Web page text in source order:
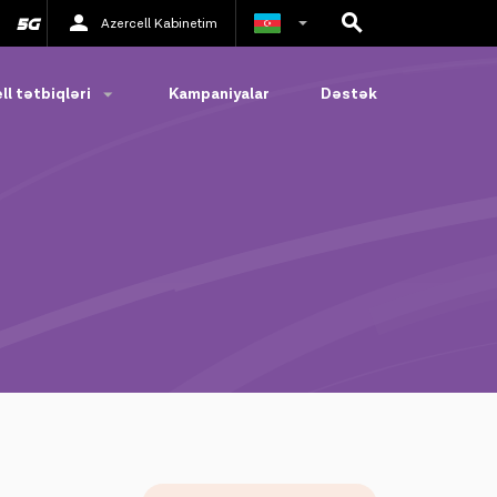
Azercell Kabinetim
tətbiqləri Kampaniyalar Dəstək